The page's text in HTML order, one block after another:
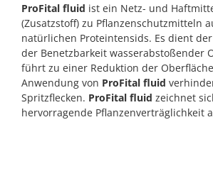
ProFital fluid ist ein Netz- und
(Zusatzstoff) zu Pflanzenschutzmitteln
natürlichen Proteintensids. Es dient
der Benetzbarkeit wasserabstoßender
führt zu einer Reduktion der
Anwendung von ProFital fluid
Spritzflecken. ProFital fluid zeichnet
hervorragende Pflanzenverträglichkeit